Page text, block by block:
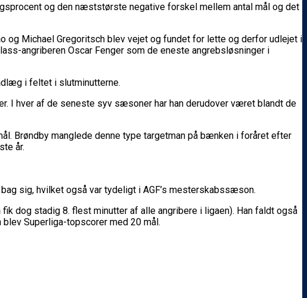
og den næststørste negative forskel mellem antal mål og det
og Michael Gregoritsch blev vejet og fundet for lette og derfor udlejet i
angriberen Oscar Fenger som de eneste angrebsløsninger i
i feltet i slutminutterne.
I hver af de seneste syv sæsoner har han derudover været blandt de
Brøndby manglede denne type targetman på bænken i foråret efter
år.
sig, hvilket også var tydeligt i AGF’s mesterskabssæson.
dog stadig 8. flest minutter af alle angribere i ligaen). Han faldt også
Superliga-topscorer med 20 mål.